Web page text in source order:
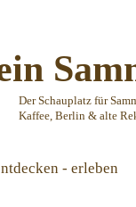
Der Schauplatz für
Kaffee, Berlin & alte
- erleben